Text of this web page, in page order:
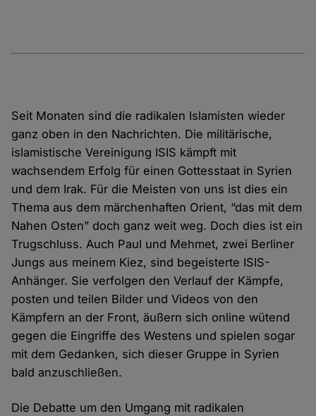
Seit Monaten sind die radikalen Islamisten wieder
ganz oben in den Nachrichten. Die militärische,
islamistische Vereinigung ISIS kämpft mit
wachsendem Erfolg für einen Gottesstaat in Syrien
und dem Irak. Für die Meisten von uns ist dies ein
Thema aus dem märchenhaften Orient, “das mit dem
Nahen Osten” doch ganz weit weg. Doch dies ist ein
Trugschluss. Auch Paul und Mehmet, zwei Berliner
Jungs aus meinem Kiez, sind begeisterte ISIS-
Anhänger. Sie verfolgen den Verlauf der Kämpfe,
posten und teilen Bilder und Videos von den
Kämpfern an der Front, äußern sich online wütend
gegen die Eingriffe des Westens und spielen sogar
mit dem Gedanken, sich dieser Gruppe in Syrien
bald anzuschließen.
Die Debatte um den Umgang mit radikalen